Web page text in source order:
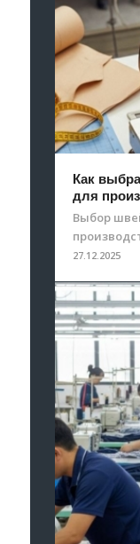
Как
для
Выбор
27.12.2025